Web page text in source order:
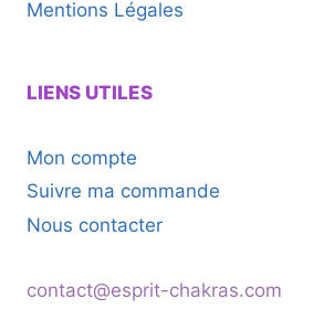
Mentions Légales
LIENS UTILES
Mon compte
Suivre ma commande
Nous contacter
contact@esprit-chakras.com